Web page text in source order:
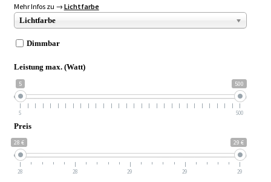
Mehr Infos zu → Lichtfarbe
Lichtfarbe
Dimmbar
Leistung max. (Watt)
5 500
5 500
Preis
28 € 29 €
28 28 29 29 29